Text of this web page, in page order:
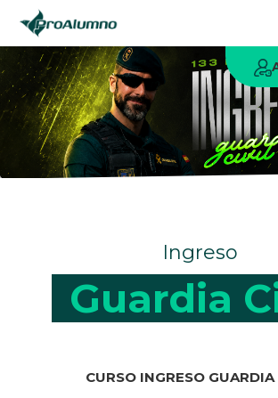
Ingreso
Guardia
CURSO INGRESO